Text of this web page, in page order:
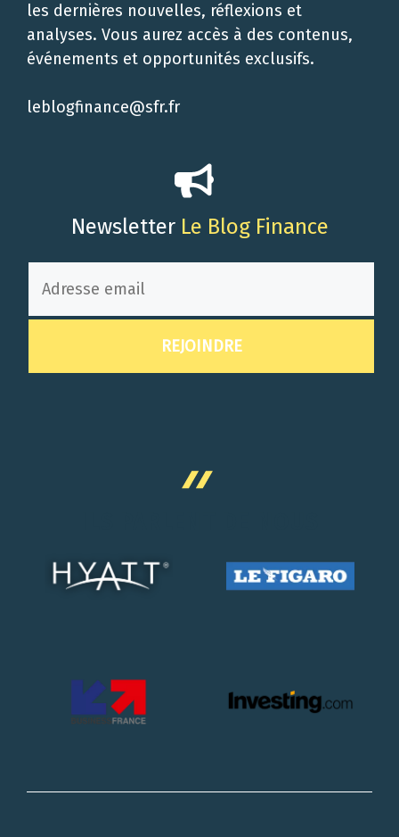
les dernières nouvelles, réflexions et
analyses. Vous aurez accès à des contenus,
événements et opportunités exclusifs.
leblogfinance@sfr.fr
Newsletter Le Blog Finance